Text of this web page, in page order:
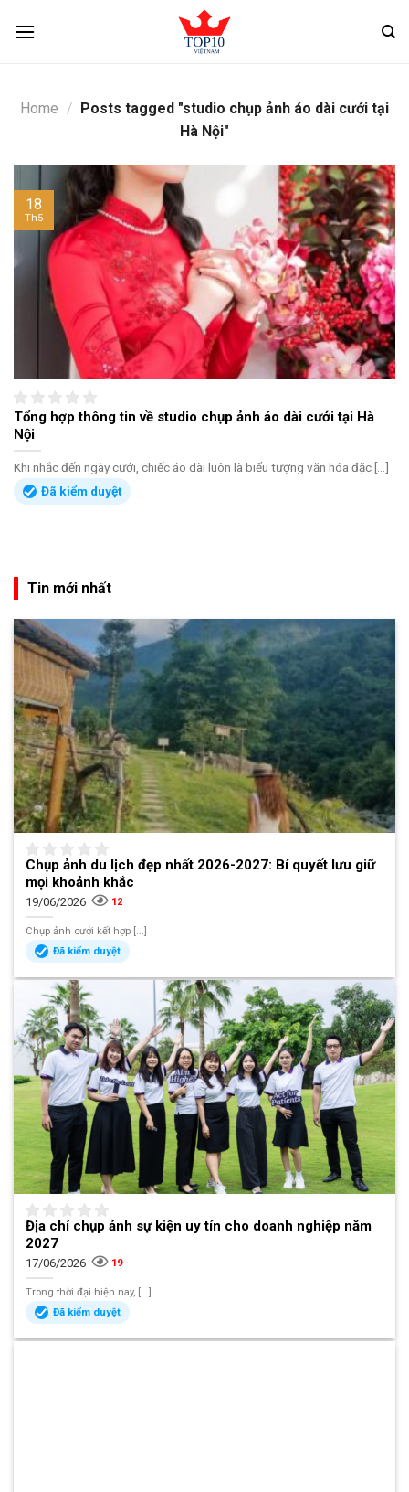
Home / Posts tagged "studio chụp ảnh áo dài cưới tại
Hà Nội"
Tổng hợp thông tin về studio chụp ảnh áo dài cưới tại Hà
Nội
Khi nhắc đến ngày cưới, chiếc áo dài luôn là biểu tượng văn hóa đặc [...]
Đã kiểm duyệt
18
Th5
Tin mới nhất
Chụp ảnh du lịch đẹp nhất 2026-2027: Bí quyết lưu giữ
mọi khoảnh khắc
19/06/2026 12
Chụp ảnh cưới kết hợp [...]
Đã kiểm duyệt
Địa chỉ chụp ảnh sự kiện uy tín cho doanh nghiệp năm
2027
17/06/2026 19
Trong thời đại hiện nay, [...]
Đã kiểm duyệt